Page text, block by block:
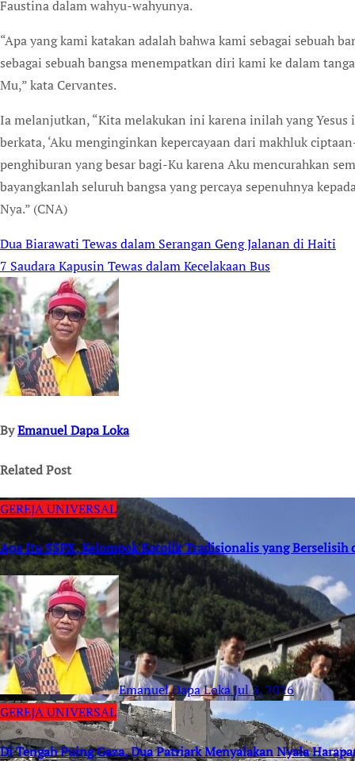
Faustina dalam wahyu-wahyunya.
“Apa yang kami katakan adalah bahwa kami sebagai sebuah
sebagai sebuah bangsa menempatkan diri kami ke dalam
Mu,” kata Cervantes.
Ia melanjutkan, “Kita melakukan ini karena inilah yang Yesus
berkata, ‘Aku menginginkan kepercayaan dari makhluk
penghiburan yang besar bagi-Ku karena Aku mencurahkan
bayangkanlah seluruh bangsa yang percaya sepenuhnya
Nya.” (CNA)
Post
navigation
Dua Biarawati Tewas dalam Serangan Geng Jalanan di Haiti
7 Saudara Kapusin Tewas dalam Kecelakaan Bus
ByEmanuel Dapa Loka
Related Post
GEREJA UNIVERSAL
Apa Itu SSPX, Kelompok Katolik Tradisionalis yang Berselisih
Emanuel Dapa LokaJul 3, 2026
GEREJA UNIVERSAL
Di Tengah Puing Gaza, Dua Patriark Menyalakan Nyala